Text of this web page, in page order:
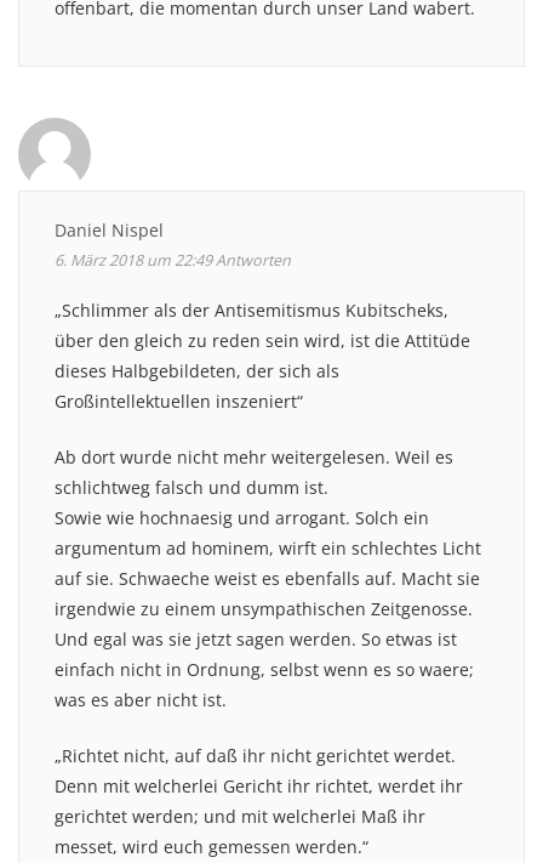
offenbart, die momentan durch unser Land wabert.
Daniel Nispel
6. März 2018 um 22:49Antworten
„Schlimmer als der Antisemitismus Kubitscheks,
über den gleich zu reden sein wird, ist die Attitüde
dieses Halbgebildeten, der sich als
Großintellektuellen inszeniert“
Ab dort wurde nicht mehr weitergelesen. Weil es
schlichtweg falsch und dumm ist.
Sowie wie hochnaesig und arrogant. Solch ein
argumentum ad hominem, wirft ein schlechtes Licht
auf sie. Schwaeche weist es ebenfalls auf. Macht sie
irgendwie zu einem unsympathischen Zeitgenosse.
Und egal was sie jetzt sagen werden. So etwas ist
einfach nicht in Ordnung, selbst wenn es so waere;
was es aber nicht ist.
„Richtet nicht, auf daß ihr nicht gerichtet werdet.
Denn mit welcherlei Gericht ihr richtet, werdet ihr
gerichtet werden; und mit welcherlei Maß ihr
messet, wird euch gemessen werden.“